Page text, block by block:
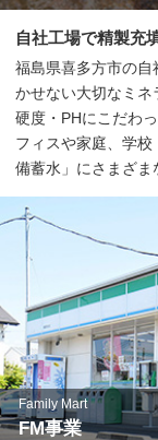
自社工場で精製充
福島県喜多方市の自
かせない大切なミネ
硬度・PHにこだわ
フィスや家庭、学
備蓄水」にさまざま
Family Mart
FM事業